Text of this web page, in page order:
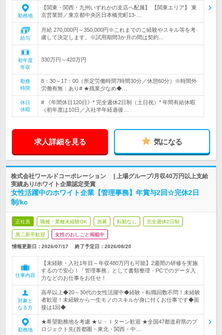
勤務地
【関東・関西・九州いずれかの支店へ配属】 【関東エリア】 東
京営業部／東京都中央区日本橋兜町13-…
給与
月給 270,000円～350,000円※これまでのご経験やスキル等を考
慮して決定します。※試用期間3か月の間は契約…
初年度
年収
330万円～420万円
勤務
時間
8：30～17：00（所定労働時間7時間30分／休憩60分）※時間外
労働有無：あり# ★残業少なめ◆…
休日
休暇
# 《年間休日120日》* 完全週休2日制（土日祝）* 年間有給休暇
（初年度は10日／入社半年経過後…
求人詳細を見る 気になる
株式会社ワールドコーポレーション | 上場グループ/月収40万円以上支給
実績あり/ホワイト企業認定受賞
女性活躍中のホワイト企業【管理事務】年賞与2回☆完休2日
制/kc
正社員 職種・業種未経験OK 急募 転勤なし 完全週休2日制
第二新卒歓迎 女性のおしごと掲載中
情報更新日：2026/07/17 終了予定日： 2026/08/20
仕事内容
【未経験・入社1年目～年収480万円も可能】2週間の研修を実施
するので安心！「管理事務」として書類整理・PCでのデータ入
力などのお仕事をお任せ！
対象と
なる方
高卒以上◆20～30代の女性活躍中◆経験・転職回数不問！未経験
者歓迎！未経験から一生モノのスキルが身に付くお仕事です◆面
接は1回◆
勤務地
★希望勤務地を考慮 ★Ｕ・Ｉターン歓迎 ★全国47都道府県のプ
ロジェクト先(首都圏・東北・関西・中…